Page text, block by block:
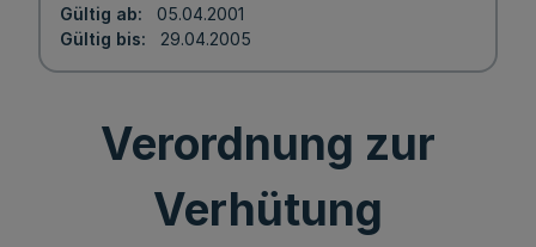
Gültig ab
05.04.2001
Gültig bis
29.04.2005
Verordnung zur
Verhütung